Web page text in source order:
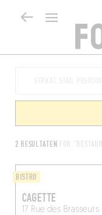
2 RESULTATEN FOR
BISTRO
CAGETTE
17 Rue des Brasseurs